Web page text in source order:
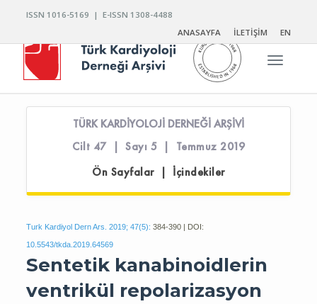
ISSN 1016-5169 | E-ISSN 1308-4488
ANASAYFA
İLETİŞİM EN
Toggle
TÜRK KARDİYOLOJİ DERNEĞİ ARŞİVİ
Cilt 47 | Sayı 5 | Temmuz 2019
Ön Sayfalar | İçindekiler
Turk Kardiyol Dern Ars. 2019; 47(5): 384-390 | DOI:
10.5543/tkda.2019.64569
Sentetik kanabinoidlerin
ventrikül repolarizasyon